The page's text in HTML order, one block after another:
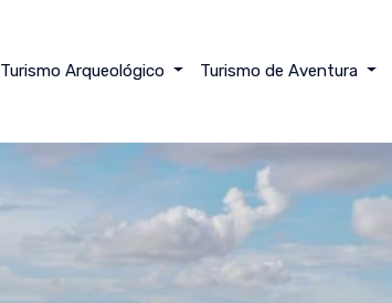
Turismo Arqueológico Turismo de Aventura